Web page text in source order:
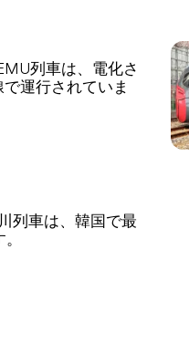
列車は、電化さ
運行されていま
列車は、韓国で最